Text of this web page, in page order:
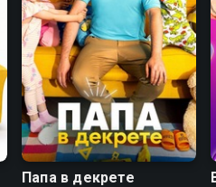
7.7
Папа в декрете